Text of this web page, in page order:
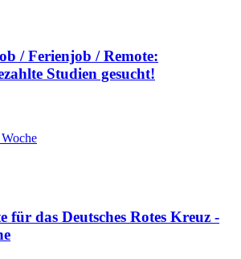
/ Ferienjob / Remote:
Studien gesucht!
für das Deutsches Rotes Kreuz -